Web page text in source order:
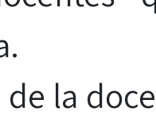
la